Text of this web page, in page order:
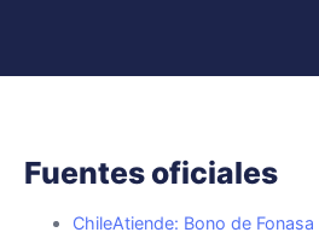
Fuentes oficiales
ChileAtiende: Bono de Fonasa